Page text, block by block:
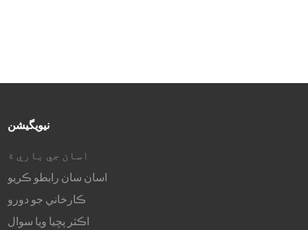
نيويگيشن
اسان جي باري ۾
اسان سان رابطو ڪريو
ڪارخاني جو دورو
اڪثر پڇيا ويا سوال